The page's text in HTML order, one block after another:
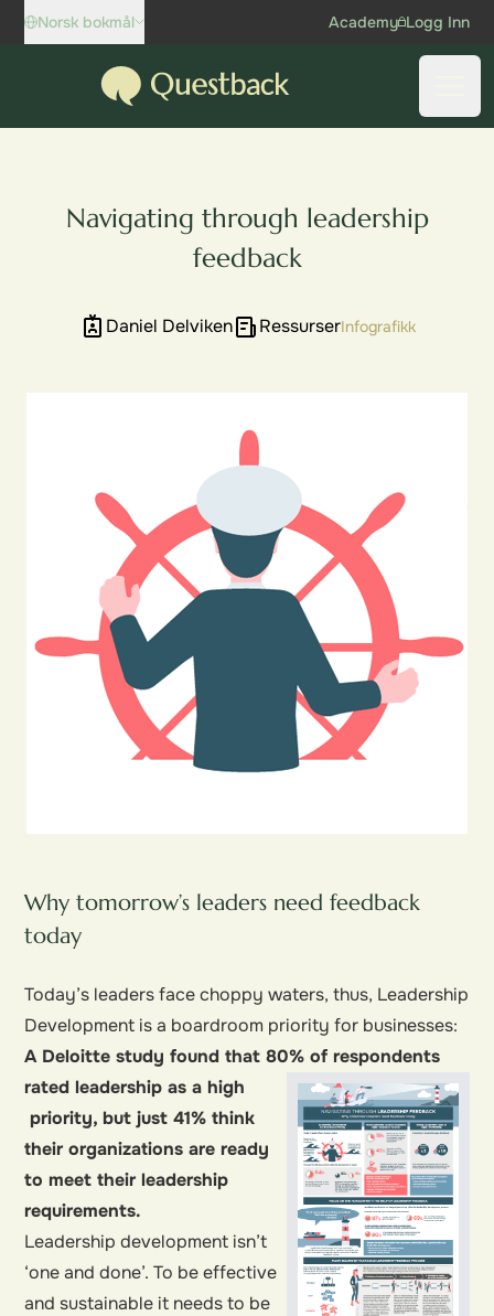
Skip to content
Norsk bokmål Academy Logg Inn
Questback
Navigating through leadership
feedback
Daniel Delviken RessurserInfografikk
Why tomorrow’s leaders need feedback
today
Today’s leaders face choppy waters, thus, Leadership
Development is a boardroom priority for businesses:
A Deloitte study found that 80% of respondents
rated leadership as a high
priority, but just 41% think
their organizations are ready
to meet their leadership
requirements.
Leadership development isn’t
‘one and done’. To be effective
and sustainable it needs to be